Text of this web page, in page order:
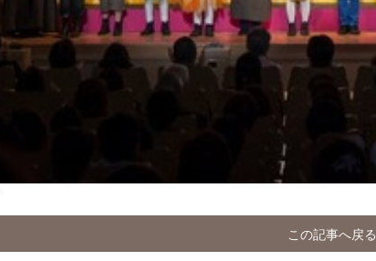
この記事へ戻る